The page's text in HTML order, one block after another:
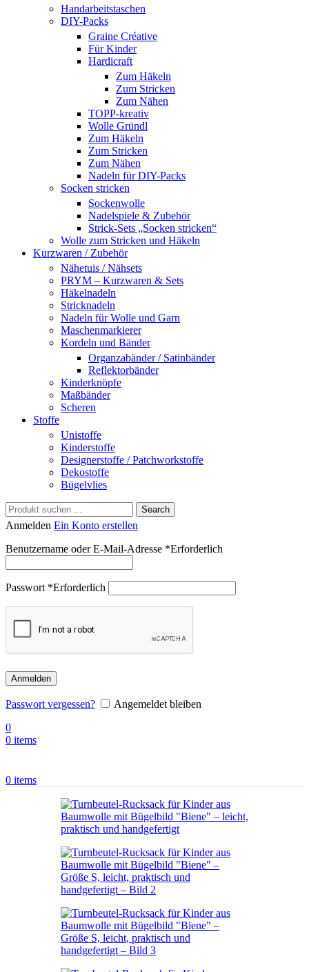
Handarbeitstaschen
DIY-Packs
Graine Créative
Für Kinder
Hardicraft
Zum Häkeln
Zum Stricken
Zum Nähen
TOPP-kreativ
Wolle Gründl
Zum Häkeln
Zum Stricken
Zum Nähen
Nadeln für DIY-Packs
Socken stricken
Sockenwolle
Nadelspiele & Zubehör
Strick-Sets „Socken stricken“
Wolle zum Stricken und Häkeln
Kurzwaren / Zubehör
Nähetuis / Nähsets
PRYM – Kurzwaren & Sets
Häkelnadeln
Stricknadeln
Nadeln für Wolle und Garn
Maschenmarkierer
Kordeln und Bänder
Organzabänder / Satinbänder
Reflektorbänder
Kinderknöpfe
Maßbänder
Scheren
Stoffe
Unistoffe
Kinderstoffe
Designerstoffe / Patchworkstoffe
Dekostoffe
Bügelvlies
Search
Anmelden Ein Konto erstellen
Benutzername oder E-Mail-Adresse *Erforderlich
Passwort *Erforderlich
Anmelden
Passwort vergessen?
Angemeldet bleiben
0
0 items
0 items